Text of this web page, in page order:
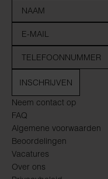
Neem contact op
FAQ
Algemene voorwaarden
Beoordelingen
Vacatures
Over ons
INSCHRIJVEN